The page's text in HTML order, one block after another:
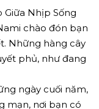
Nhịp Sống
chào đón bạn
Những hàng cây
phủ, như đang
ngày cuối năm,
mạn, nơi bạn có